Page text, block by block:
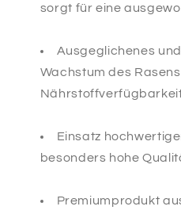
sorgt für eine
Ausgeglichenes
Wachstum des
Einsatz
besonders hohe
Premiumprodukt